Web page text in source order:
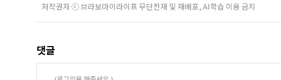
저작권자 ⓒ 브라보마이라이프 무단전재 및 재배포, AI학습 이용 금지
댓글